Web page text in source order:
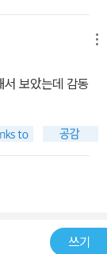
보았는데 감동
쓰기